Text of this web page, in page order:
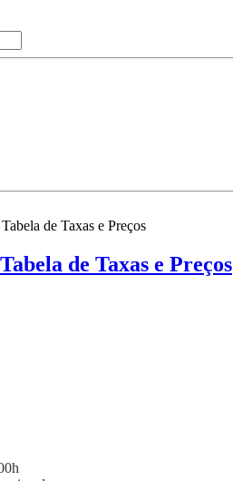
de Taxas e Preços
de Taxas e Preços